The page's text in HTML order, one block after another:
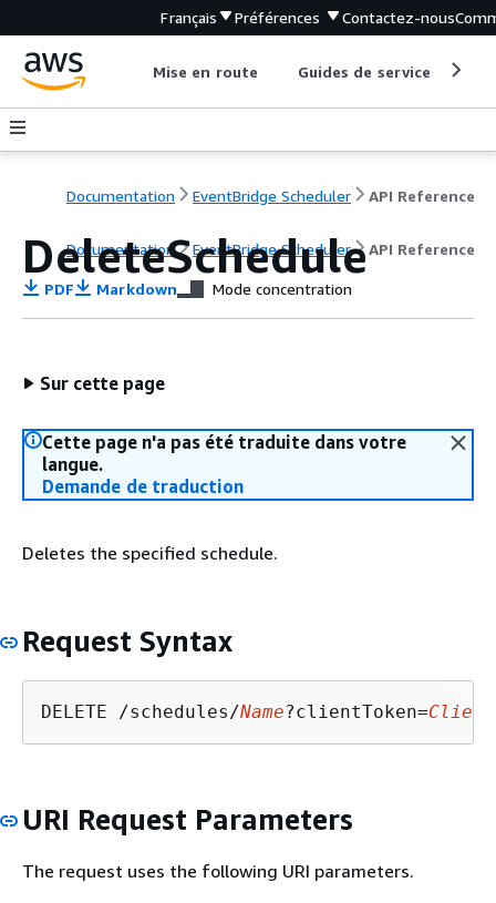
Français Préférences Contactez-nous
Mise en route Guides de service
Documentation EventBridge Scheduler API Reference
Documentation EventBridge Scheduler API Reference
DeleteSchedule
PDF Markdown Mode concentration
Sur cette page
Cette page n'a pas été traduite dans votre
langue.
Demande de traduction
Deletes the specified schedule.
Request Syntax
DELETE /schedules/Name?clientToken=
URI Request Parameters
The request uses the following URI parameters.